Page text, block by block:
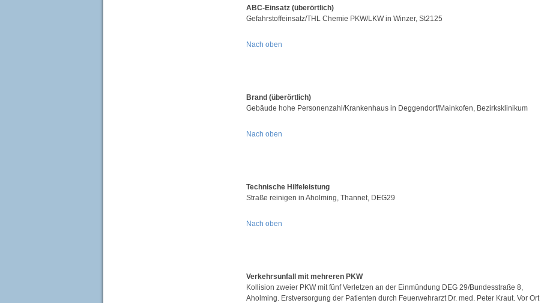
ABC-Einsatz (überörtlich)
Gefahrstoffeinsatz/THL Chemie PKW/LKW in Winzer, St2125
Nach oben
Brand (überörtlich)
Gebäude hohe Personenzahl/Krankenhaus in Deggendorf/Mainkofen, Bezirksklinikum
Nach oben
Technische Hilfeleistung
Straße reinigen in Aholming, Thannet, DEG29
Nach oben
Verkehrsunfall mit mehreren PKW
Kollision zweier PKW mit fünf Verletzen an der Einmündung DEG 29/Bundesstraße 8,
Aholming. Erstversorgung der Patienten durch Feuerwehrarzt Dr. med. Peter Kraut. Vor Ort